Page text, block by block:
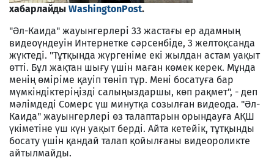
хабарлайды WashingtonPost.
"Әл-Каида" жауынгерлері 33 жастағы ер адамның
видеоүндеуін Интернетке сәрсенбіде, 3 желтоқсанда
жүктеді. "Тұтқында жүргеніме екі жылдан астам уақыт
өтті. Бұл жақтан шығу үшін маған көмек керек. Мұнда
менің өміріме қауіп төніп тұр. Мені босатуға бар
мүмкіндіктеріңізді салыңыздаршы, көп рақмет", - деп
мәлімдеді Сомерс үш минутқа созылған видеода. "Әл-
Каида" жауынгерлері өз талаптарын орындауға АҚШ
үкіметіне үш күн уақыт берді. Айта кетейік, тұтқынды
босату үшін қандай талап қойылғаны видеороликте
айтылмайды.